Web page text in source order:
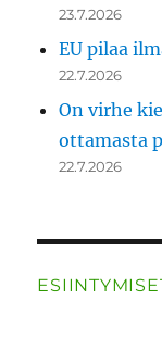
23.7.2026
EU pilaa
22.7.2026
On virhe
ottamasta
22.7.2026